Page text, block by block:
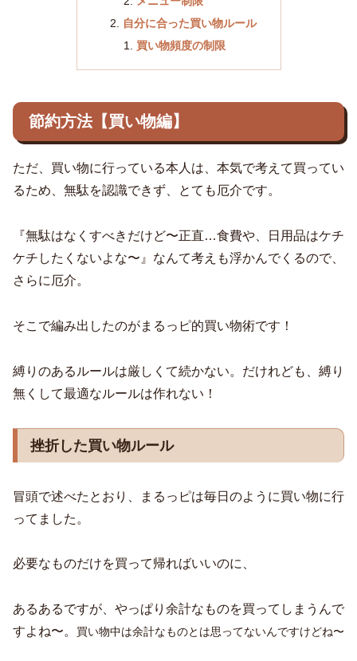
自分に合った買い物ルール
買い物頻度の制限
節約方法【買い物編】
ただ、買い物に行っている本人は、本気で考えて買ってい
るため、無駄を認識できず、とても厄介です。
『無駄はなくすべきだけど〜正直…食費や、日用品はケチ
ケチしたくないよな〜』なんて考えも浮かんでくるので、
さらに厄介。
そこで編み出したのがまるっピ的買い物術です！
縛りのあるルールは厳しくて続かない。だけれども、縛り
無くして最適なルールは作れない！
挫折した買い物ルール
冒頭で述べたとおり、まるっピは毎日のように買い物に行
ってました。
必要なものだけを買って帰ればいいのに、
あるあるですが、やっぱり余計なものを買ってしまうんで
すよね〜。 買い物中は余計なものとは思ってないんですけどね〜